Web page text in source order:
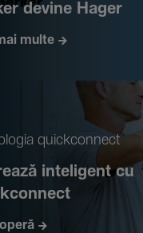
devine Hager
multe
quickconnect
inte­li­gent cu